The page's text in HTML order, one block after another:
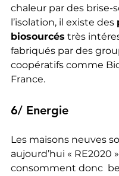
chaleur par des brise-
l’isolation, il existe des
biosourcés très
fabriqués par des
coopératifs comme
France.
6/ Energie
Les maisons neuves
aujourd’hui « RE2020
consomment donc